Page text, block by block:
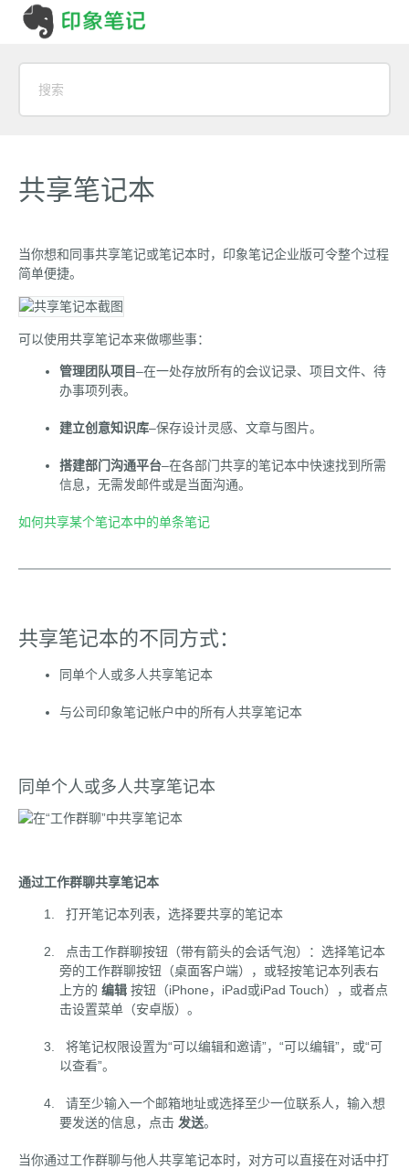
共享笔记本
当你想和同事共享笔记或笔记本时，印象笔记企业版可令整个过程
简单便捷。
可以使用共享笔记本来做哪些事：
管理团队项目–在一处存放所有的会议记录、项目文件、待
办事项列表。
建立创意知识库–保存设计灵感、文章与图片。
搭建部门沟通平台–在各部门共享的笔记本中快速找到所需
信息，无需发邮件或是当面沟通。
如何共享某个笔记本中的单条笔记
共享笔记本的不同方式：
同单个人或多人共享笔记本
与公司印象笔记帐户中的所有人共享笔记本
同单个人或多人共享笔记本
通过工作群聊共享笔记本
打开笔记本列表，选择要共享的笔记本
点击工作群聊按钮（带有箭头的会话气泡）：选择笔记本
旁的工作群聊按钮（桌面客户端），或轻按笔记本列表右
上方的 编辑 按钮（iPhone，iPad或iPad Touch），或者点
击设置菜单（安卓版）。
将笔记权限设置为“可以编辑和邀请”，“可以编辑”，或“可
以查看”。
请至少输入一个邮箱地址或选择至少一位联系人，输入想
要发送的信息，点击 发送。
当你通过工作群聊与他人共享笔记本时，对方可以直接在对话中打